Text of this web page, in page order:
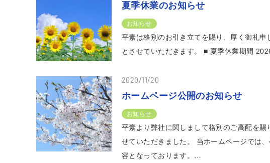
夏季休業のお知らせ
お知らせ
平素は格別のお引き立てを賜り、厚く御礼
とさせていただきます。 ■ 夏季休業期間
2020/11/20
ホームページ公開のお知らせ
お知らせ
平素より弊社に関しまして格別のご高配を
せていただきました。 当ホームページでは
容となっております。…